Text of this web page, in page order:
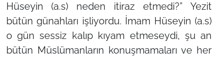
Hüseyin (a.s) neden itiraz etmedi?”Yezit
bütün günahları işliyordu. İmam Hüseyin (a.s)
o gün sessiz kalıp kıyam etmeseydi, şu an
bütün Müslümanların konuşmamaları ve her